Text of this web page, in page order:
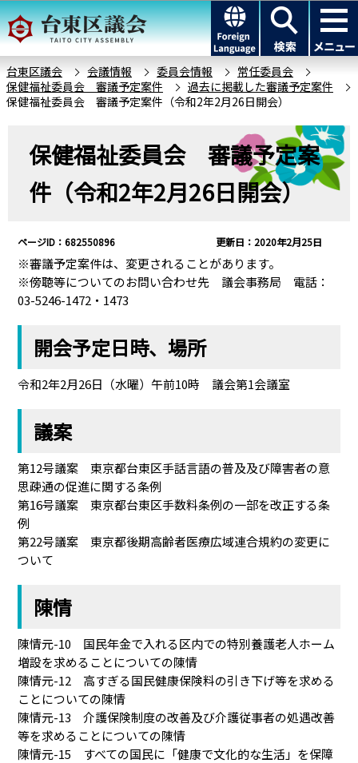
こ
の
ー
ジ
の
このページの本文へ移動
台東区議会 会議情報 委員会情報
常任委員会
保健福祉委員会 審議予定案件
過去に掲載した審議予定案件
保健福祉委員会 審議予定案件（令和2年2月26日開会）
保健福祉委員会 審議予定案
件（令和2年2月26日開会）
ページID：682550896 更新日：2020年2月25日
※審議予定案件は、変更されることがあります。
※傍聴等についてのお問い合わせ先 議会事務局 電話：
03-5246-1472・1473
開会予定日時、場所
令和2年2月26日（水曜）午前10時 議会第1会議室
議案
第12号議案 東京都台東区手話言語の普及及び障害者の意
思疎通の促進に関する条例
第16号議案 東京都台東区手数料条例の一部を改正する条
例
第22号議案 東京都後期高齢者医療広域連合規約の変更に
ついて
陳情
陳情元-10 国民年金で入れる区内での特別養護老人ホーム
増設を求めることについての陳情
陳情元-12 高すぎる国民健康保険料の引き下げ等を求める
ことについての陳情
陳情元-13 介護保険制度の改善及び介護従事者の処遇改善
等を求めることについての陳情
陳情元-15 すべての国民に「健康で文化的な生活」を保障